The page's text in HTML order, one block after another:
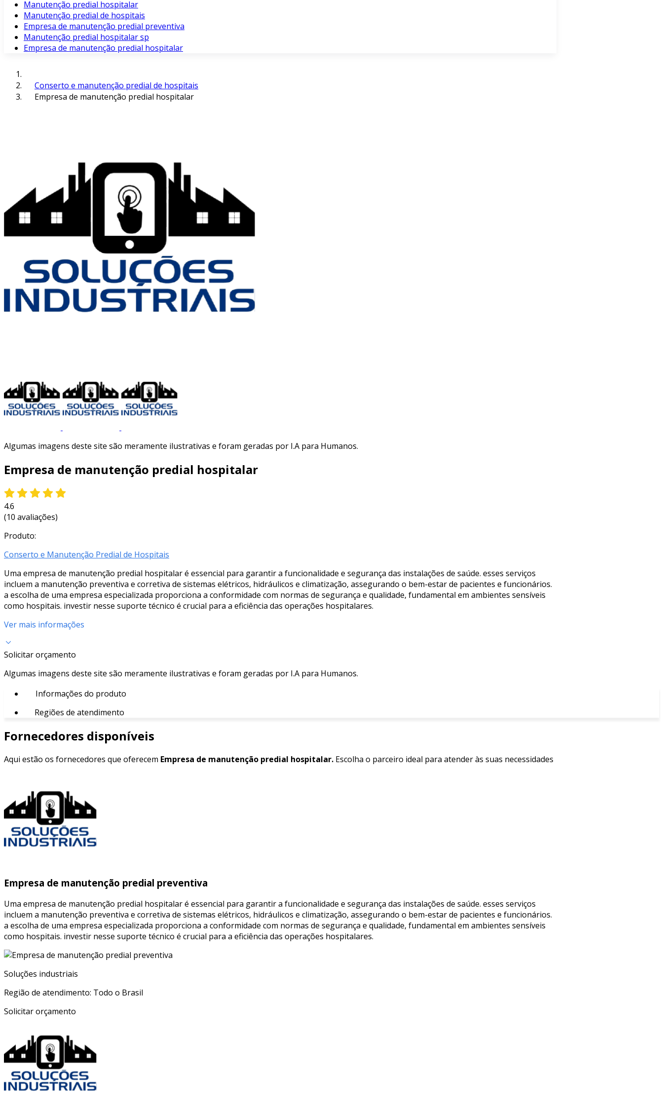
Manutenção predial hospitalar
Manutenção predial de hospitais
Empresa de manutenção predial preventiva
Manutenção predial hospitalar sp
Empresa de manutenção predial hospitalar
Conserto e manutenção predial de hospitais
Empresa de manutenção predial hospitalar
Algumas imagens deste site são meramente ilustrativas e foram geradas por I.A para Humanos.
Empresa de manutenção predial hospitalar
4.6
(10 avaliações)
Produto:
Conserto e Manutenção Predial de Hospitais
Uma empresa de manutenção predial hospitalar é essencial para garantir a funcionalidade e segurança das instalações de saúde. esses serviços
incluem a manutenção preventiva e corretiva de sistemas elétricos, hidráulicos e climatização, assegurando o bem-estar de pacientes e funcionários.
a escolha de uma empresa especializada proporciona a conformidade com normas de segurança e qualidade, fundamental em ambientes sensíveis
como hospitais. investir nesse suporte técnico é crucial para a eficiência das operações hospitalares.
Ver mais informações
Solicitar orçamento
Algumas imagens deste site são meramente ilustrativas e foram geradas por I.A para Humanos.
Informações do produto
Regiões de atendimento
Fornecedores disponíveis
Aqui estão os fornecedores que oferecem Empresa de manutenção predial hospitalar. Escolha o parceiro ideal para atender às suas necessidades
Empresa de manutenção predial preventiva
Uma empresa de manutenção predial hospitalar é essencial para garantir a funcionalidade e segurança das instalações de saúde. esses serviços
incluem a manutenção preventiva e corretiva de sistemas elétricos, hidráulicos e climatização, assegurando o bem-estar de pacientes e funcionários.
a escolha de uma empresa especializada proporciona a conformidade com normas de segurança e qualidade, fundamental em ambientes sensíveis
como hospitais. investir nesse suporte técnico é crucial para a eficiência das operações hospitalares.
Soluções industriais
Região de atendimento: Todo o Brasil
Solicitar orçamento